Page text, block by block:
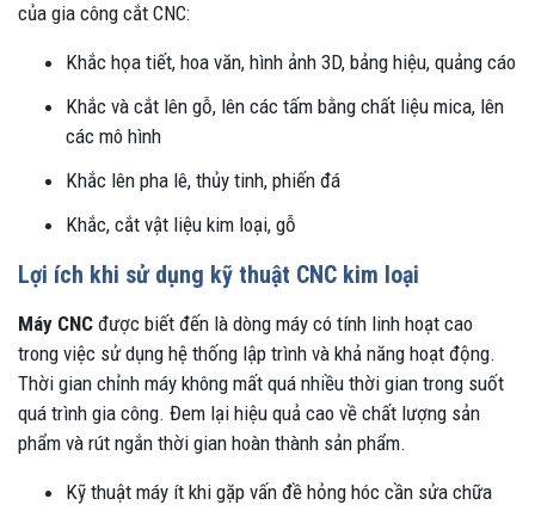
của gia công cắt CNC:
Khắc họa tiết, hoa văn, hình ảnh 3D, bảng hiệu, quảng cáo
Khắc và cắt lên gỗ, lên các tấm bằng chất liệu mica, lên
các mô hình
Khắc lên pha lê, thủy tinh, phiến đá
Khắc, cắt vật liệu kim loại, gỗ
Lợi ích khi sử dụng kỹ thuật CNC kim loại
Máy CNC được biết đến là dòng máy có tính linh hoạt cao
trong việc sử dụng hệ thống lập trình và khả năng hoạt động.
Thời gian chỉnh máy không mất quá nhiều thời gian trong suốt
quá trình gia công. Đem lại hiệu quả cao về chất lượng sản
phẩm và rút ngắn thời gian hoàn thành sản phẩm.
Kỹ thuật máy ít khi gặp vấn đề hỏng hóc cần sửa chữa